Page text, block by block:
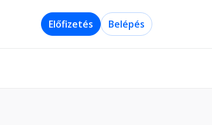
Előfizetés Belépés